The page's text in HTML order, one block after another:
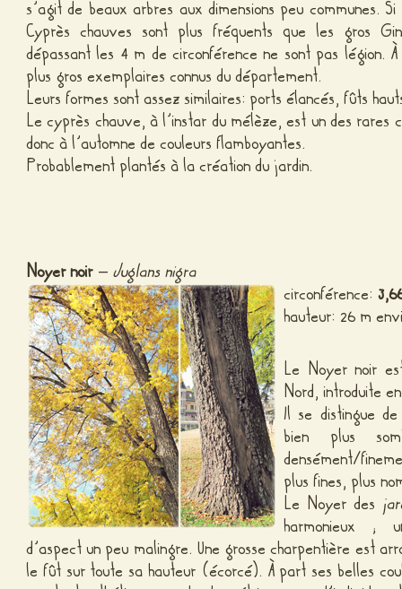
s’agit de beaux arbres aux dimensions peu communes.
Cyprès chauves sont plus fréquents que les gros
dépassant les 4 m de circonférence ne sont pas légion.
plus gros exemplaires connus du département.
Leurs formes sont assez similaires: ports élancés, fûts
Le cyprès chauve, à l’instar du mélèze, est un des rares
donc à l’automne de couleurs flamboyantes.
Probablement plantés à la création du jardin.
Noyer noir – Juglans nigra
circonférence:
hauteur: 26 m
Le Noyer noir
Nord, introduite
Il se distingue
bien plus
densément/
plus fines, plus
Le Noyer des
harmonieux ;
d’aspect un peu malingre. Une grosse charpentière est
le fût sur toute sa hauteur (écorcé). À part ses belles